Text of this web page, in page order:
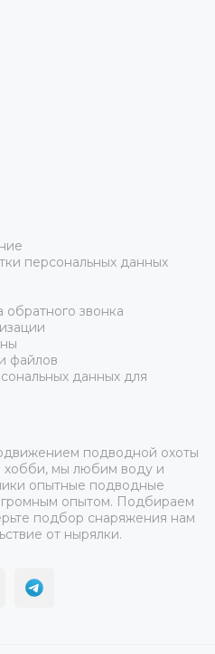
персональных данных
обратного звонка
файлов
данных для
подводной охоты
мы любим воду и
опытные подводные
опытом. Подбираем
подбор снаряжения нам
от нырялки.